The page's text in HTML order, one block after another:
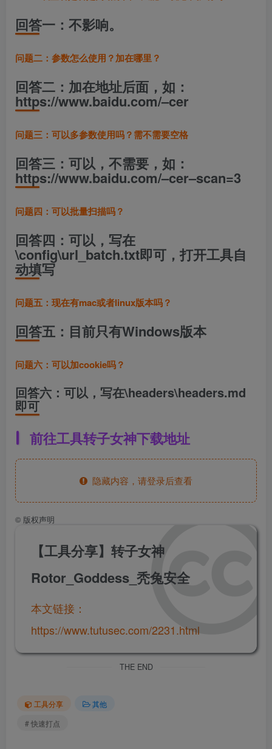
回答一：不影响。
问题二：参数怎么使用？加在哪里？
回答二：加在地址后面，如：
https://www.baidu.com/–cer
问题三：可以多参数使用吗？需不需要空格
回答三：可以，不需要，如：
https://www.baidu.com/–cer–scan=3
问题四：可以批量扫描吗？
回答四：可以，写在
\config\url_batch.txt即可，打开工具自
动填写
问题五：现在有mac或者linux版本吗？
回答五：目前只有Windows版本
问题六：可以加cookie吗？
回答六：可以，写在\headers\headers.md
即可
前往工具转子女神下载地址
隐藏内容，请登录后查看
© 版权声明
【工具分享】转子女神
Rotor_Goddess_秃兔安全
本文链接：
https://www.tutusec.com/2231.html
THE END
工具分享
其他
# 快速打点